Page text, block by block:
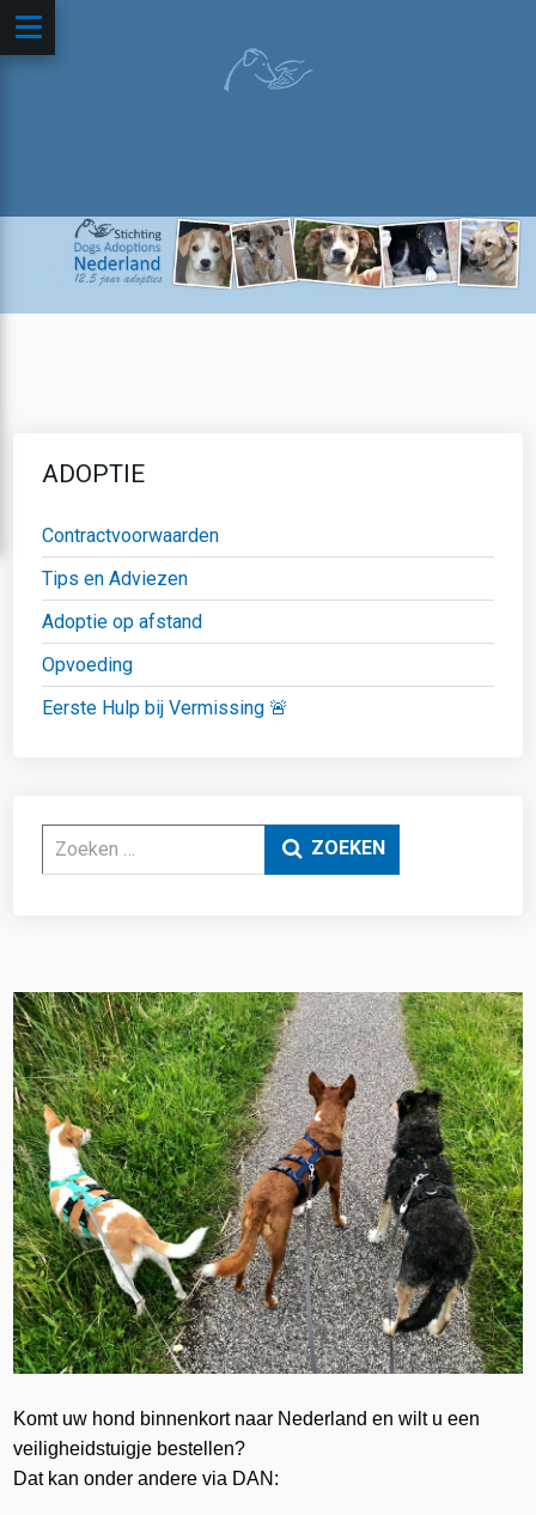
ADOPTIE
Contractvoorwaarden
Tips en Adviezen
Adoptie op afstand
Opvoeding
Eerste Hulp bij Vermissing 🚨
Zoeken ZOEKEN
Komt uw hond binnenkort naar Nederland en wilt u een
veiligheidstuigje bestellen?
Dat kan onder andere via DAN: